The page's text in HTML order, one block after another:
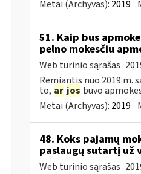
Metai (Archyvas): 2019
51. Kaip bus
pelno mokesčiu
Web turinio sąrašas
Remiantis nuo 2019 m.
to, ar jos buvo
Metai (Archyvas): 2019
48. Koks pajamų
paslaugų sutartį už
Web turinio sąrašas